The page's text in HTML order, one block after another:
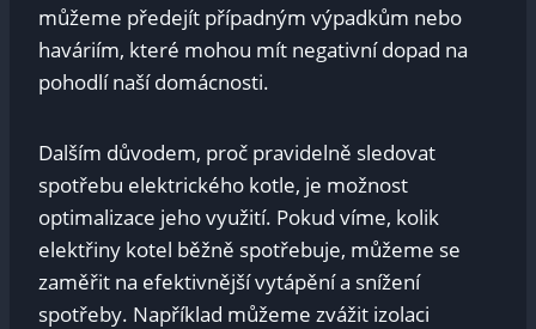
můžeme předejít ⁣případným výpadkům nebo
⁣haváriím, které mohou mít negativní dopad na
pohodlí naší domácnosti.
Dalším důvodem, proč ‍pravidelně sledovat
spotřebu ⁢elektrického ​kotle, je⁣ možnost⁣
optimalizace ​jeho využití. Pokud víme,‌ kolik
elektřiny kotel běžně ⁣spotřebuje, můžeme‌ se
zaměřit na efektivnější ‍vytápění a snížení
spotřeby.​ Například ⁢můžeme zvážit izolaci‍